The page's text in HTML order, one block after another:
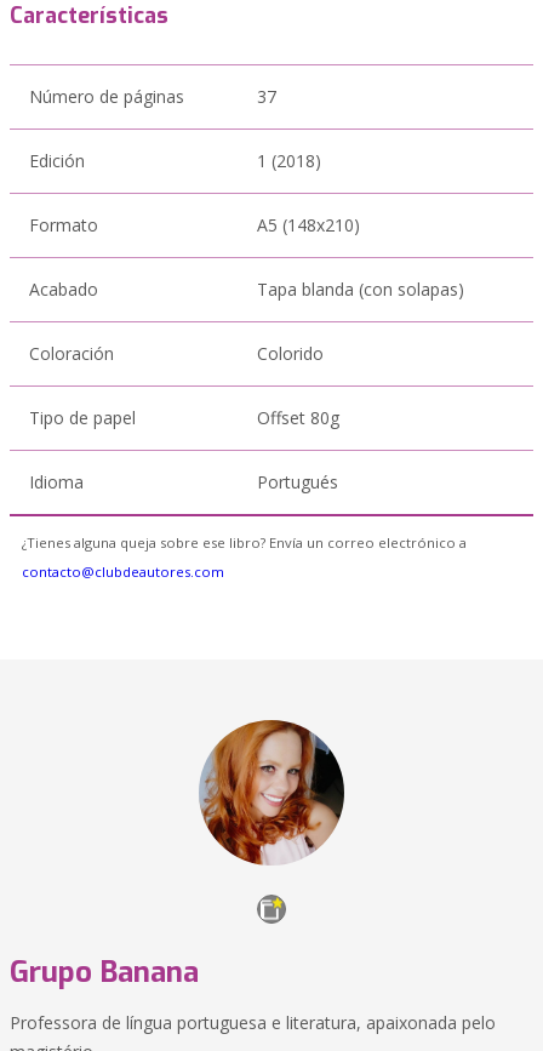
Características
Número de páginas 37
Edición 1 (2018)
Formato A5 (148x210)
Acabado Tapa blanda (con solapas)
Coloración Colorido
Tipo de papel Offset 80g
Idioma Portugués
¿Tienes alguna queja sobre ese libro? Envía un correo electrónico a
contacto@clubdeautores.com
Grupo Banana
Professora de língua portuguesa e literatura, apaixonada pelo